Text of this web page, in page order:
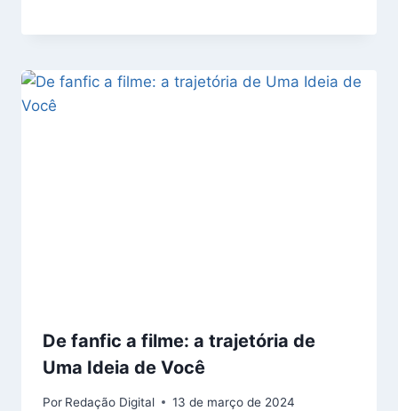
De fanfic a filme: a trajetória de
Uma Ideia de Você
Por Redação Digital 13 de março de 2024